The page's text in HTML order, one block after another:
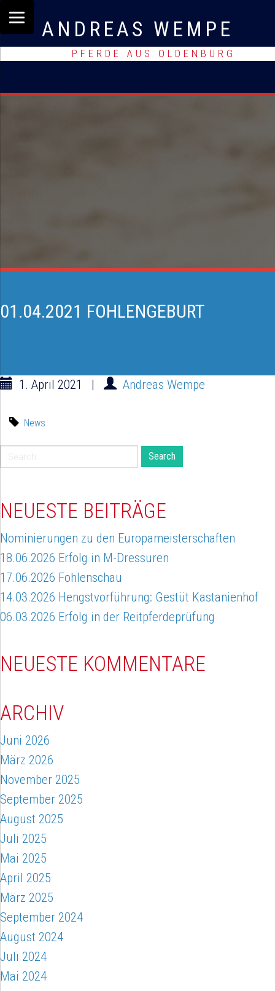
ANDREAS WEMPE
PFERDE AUS OLDENBURG
01.04.2021 FOHLENGEBURT
1. April 2021 | Andreas Wempe
News
Search
for:
NEUESTE BEITRÄGE
Nominierungen zu den Europameisterschaften
18.06.2026 Erfolg in M-Dressuren
17.06.2026 Fohlenschau
14.03.2026 Hengstvorführung: Gestüt Kastanienhof
06.03.2026 Erfolg in der Reitpferdeprüfung
NEUESTE KOMMENTARE
ARCHIV
Juni 2026
März 2026
November 2025
September 2025
August 2025
Juli 2025
Mai 2025
April 2025
März 2025
September 2024
August 2024
Juli 2024
Mai 2024